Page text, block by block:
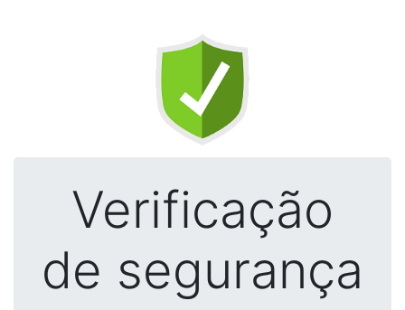
Verificação
de segurança